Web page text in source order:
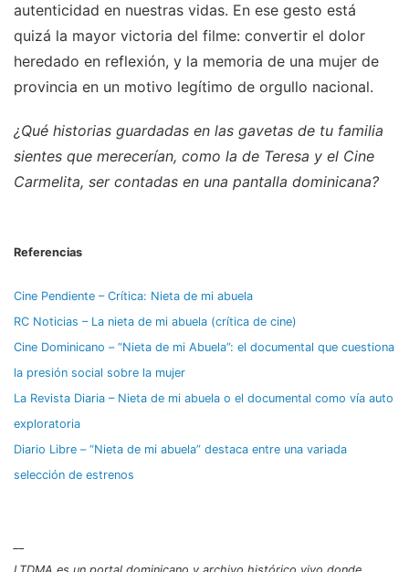
autenticidad en nuestras vidas. En ese gesto está
quizá la mayor victoria del filme: convertir el dolor
heredado en reflexión, y la memoria de una mujer de
provincia en un motivo legítimo de orgullo nacional.
¿Qué historias guardadas en las gavetas de tu familia
sientes que merecerían, como la de Teresa y el Cine
Carmelita, ser contadas en una pantalla dominicana?
Referencias
Cine Pendiente – Crítica: Nieta de mi abuela
RC Noticias – La nieta de mi abuela (crítica de cine)
Cine Dominicano – “Nieta de mi Abuela”: el documental que cuestiona
la presión social sobre la mujer
La Revista Diaria – Nieta de mi abuela o el documental como vía auto
exploratoria
Diario Libre – “Nieta de mi abuela” destaca entre una variada
selección de estrenos